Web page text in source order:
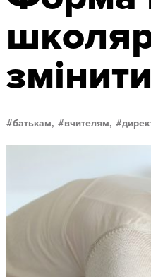
змінити
батькам, вчителям,